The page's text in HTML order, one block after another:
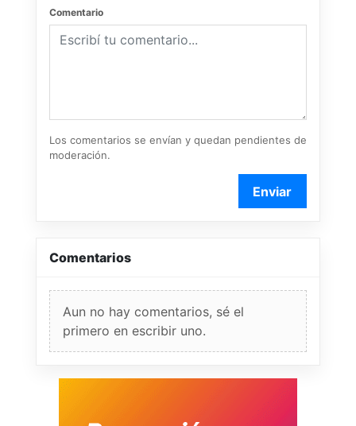
Comentario
Los comentarios se envían y quedan pendientes de
moderación.
Enviar
Comentarios
Aun no hay comentarios, sé el
primero en escribir uno.